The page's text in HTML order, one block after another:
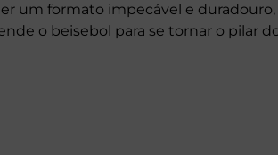
um formato impecável e
o beisebol para se tornar o pilar